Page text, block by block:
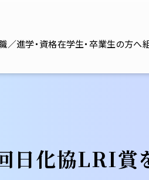
／進学・資格在学生・卒業生の方へ
日化協LRI賞